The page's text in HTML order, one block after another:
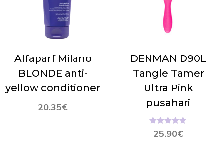
Alfaparf Milano
BLONDE anti-
yellow conditioner
20.35€
DENMAN D90L
Tangle Tamer
Ultra Pink
pusahari
25.90€
Hinnanguga
5.00/ 5